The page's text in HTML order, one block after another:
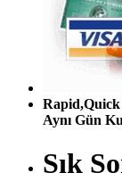
Rapid,Quick
Aynı Gün
Sık